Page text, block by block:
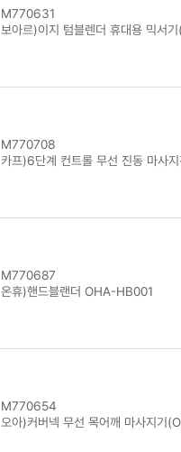
M770631
보아르)이지 텀블렌더 휴대용 믹서
M770708
카프)6단계 컨트롤 무선 진동 마사
M770687
온휴)핸드블랜더 OHA-HB001
M770654
오아)커버넥 무선 목어깨 마사지기